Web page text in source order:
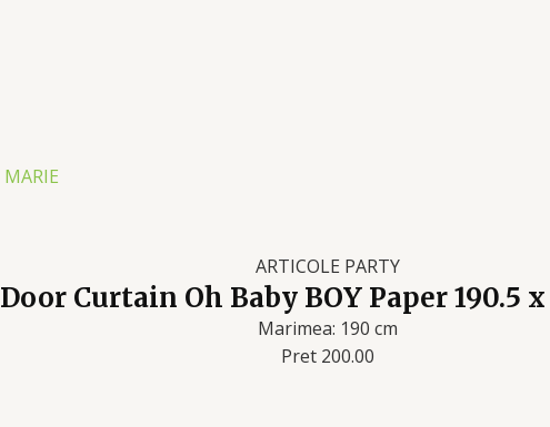
MARIE
ARTICOLE PARTY
Door Curtain Oh Baby BOY Paper 190.5
Marimea: 190 cm
Pret 200.00